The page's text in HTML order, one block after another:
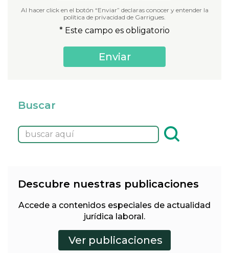
Al hacer click en el botón “Enviar” declaras conocer y entender la
política de privacidad de Garrigues.
* Este campo es obligatorio
Buscar
Descubre nuestras publicaciones
Accede a contenidos especiales de actualidad
jurídica laboral.